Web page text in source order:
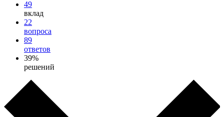
49
вклад
22
вопроса
89
ответов
39%
решений